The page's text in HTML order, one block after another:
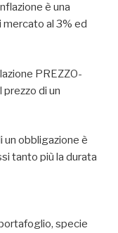
è una
mercato al 3% ed
PREZZO-
prezzo di un
un obbligazione è
tanto più la durata
specie